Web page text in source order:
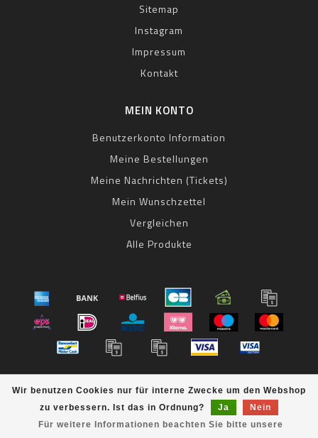
Wir benutzen Cookies nur für interne Zwecke um den Webshop
zu verbessern. Ist das in Ordnung?
Ja
Nein
Für weitere Informationen beachten Sie bitte unsere
Sitemap
Instagram
Impressum
Kontakt
MEIN KONTO
Benutzerkonto Information
Meine Bestellungen
Meine Nachrichten (Tickets)
Mein Wunschzettel
Vergleichen
Alle Produkte
© Copyright 2026 bestbike RADSPORT Andreas Kommer -
Powered byLightspeed- Theme byDyvelopment
bestbike scores a /10 out of klantbeoordelingen at